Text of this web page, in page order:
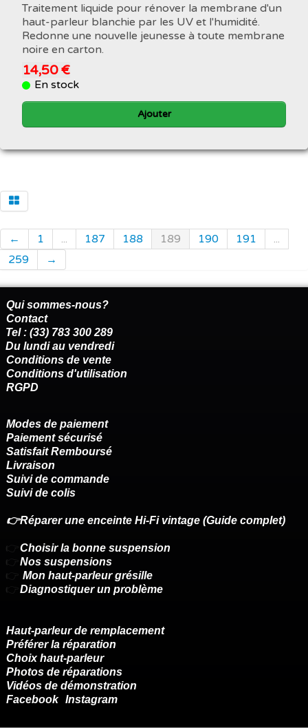
Traitement liquide pour rénover la membrane d'un
haut-parleur blanchie par les UV et l'humidité.
Redonne une nouvelle jeunesse à toute membrane
noire en carton.
14,50 €
En stock
Ajouter
← 1 ... 187 188 189 190 191
...
259
→
Qui sommes-nous?
Contact
Tel : (33) 783 300 289
Du lundi au vendredi
Conditions de vente
Conditions d'utilisation
RGPD
Modes de paiement
Paiement sécurisé
Satisfait Remboursé
Livraison
Suivi de commande
Suivi de colis
👉Réparer une enceinte Hi-Fi vintage (Guide complet)
👉 Choisir la bonne suspension
👉 Nos suspensions
👉 Mon haut-parleur grésille
👉 Diagnostiquer un problème
Haut-parleur de remplacement
Préférer la réparation
Choix haut-parleur
Photos de réparations
Vidéos de démonstration
Facebook Instagram